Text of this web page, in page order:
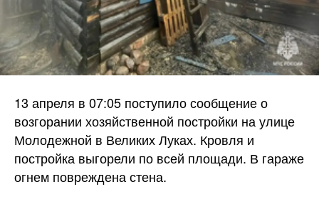
13 апреля в 07:05 поступило сообщение о
возгорании хозяйственной постройки на улице
Молодежной в Великих Луках. Кровля и
постройка выгорели по всей площади. В гараже
огнем повреждена стена.